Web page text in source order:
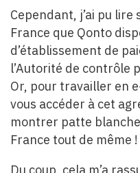
Cependant, j’ai pu
France que Qonto
d’établissement de
l’Autorité de contrôle
Or, pour travailler en
vous accéder à cet
montrer patte
France tout de même !
Du coup, cela m’a